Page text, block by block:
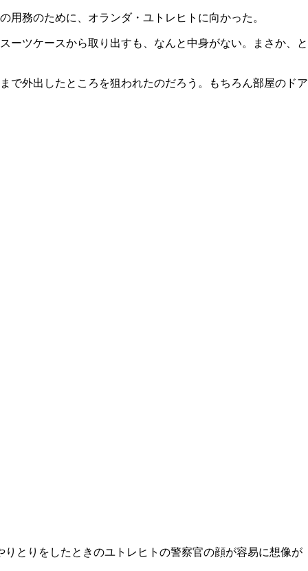
務のために、オランダ・ユトレヒトに向かった。
ーツケースから取り出すも、なんと中身がない。まさか、と
で外出したところを狙われたのだろう。もちろん部屋のドア
とりをしたときのユトレヒトの警察官の顔が容易に想像が